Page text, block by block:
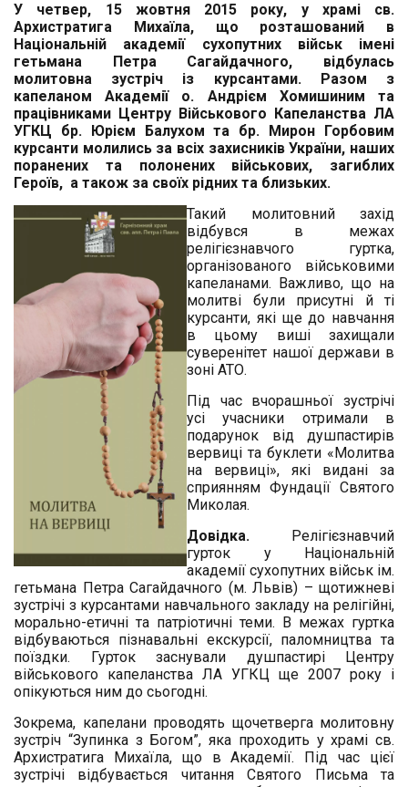
У четвер, 15 жовтня 2015 року, у храмі св.
Архистратига Михаїла, що розташований в
Національній академії сухопутних військ імені
гетьмана Петра Сагайдачного, відбулась
молитовна зустріч із курсантами. Разом з
капеланом Академії о. Андрієм Хомишиним та
працівниками Центру Військового Капеланства ЛА
УГКЦ бр. Юрієм Балухом та бр. Мирон Горбовим
курсанти молились за всіх захисників України, наших
поранених та полонених військових, загиблих
Героїв, а також за своїх рідних та близьких.
Такий молитовний захід
відбувся в межах
релігієзнавчого гуртка,
організованого військовими
капеланами. Важливо, що на
молитві були присутні й ті
курсанти, які ще до навчання
в цьому виші захищали
суверенітет нашої держави в
зоні АТО.
Під час вчорашньої зустрічі
усі учасники отримали в
подарунок від душпастирів
вервиці та буклети «Молитва
на вервиці», які видані за
сприянням Фундації Святого
Миколая.
Довідка.
Релігієзнавчий
гурток у Національній
академії сухопутних військ ім.
гетьмана Петра Сагайдачного (м. Львів) – щотижневі
зустрічі з курсантами навчального закладу на релігійні,
морально-етичні та патріотичні теми. В межах гуртка
відбуваються пізнавальні екскурсії, паломництва та
поїздки. Гурток заснували душпастирі Центру
військового капеланства ЛА УГКЦ ще 2007 року і
опікуються ним до сьогодні.
Зокрема, капелани проводять щочетверга молитовну
зустріч “Зупинка з Богом”, яка проходить у храмі св.
Архистратига Михаїла, що в Академії. Під час цієї
зустрічі відбувається читання Святого Письма та